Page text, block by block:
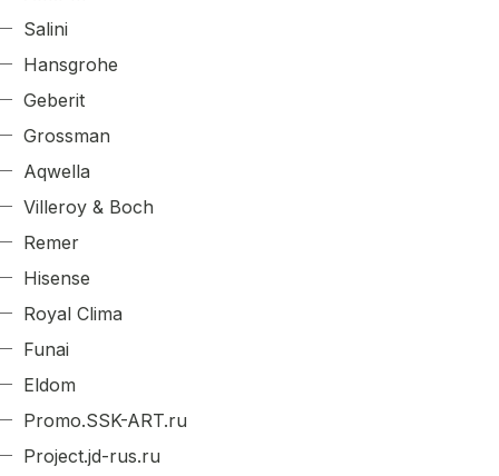
Salini
Hansgrohe
Geberit
Grossman
Aqwella
Villeroy & Boch
Remer
Hisense
Royal Clima
Funai
Eldom
Promo.SSK-ART.ru
Project.jd-rus.ru